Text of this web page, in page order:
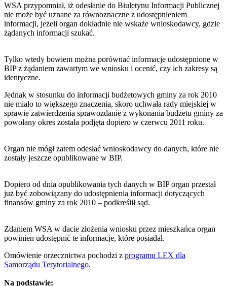
WSA przypomniał, iż odesłanie do Biuletynu Informacji Publicznej
nie może być uznane za równoznaczne z udostępnieniem
informacji, jeżeli organ dokładnie nie wskaże wnioskodawcy, gdzie
żądanych informacji szukać.
Tylko wtedy bowiem można porównać informacje udostępnione w
BIP z żądaniem zawartym we wniosku i ocenić, czy ich zakresy są
identyczne.
Jednak w stosunku do informacji budżetowych gminy za rok 2010
nie miało to większego znaczenia, skoro uchwała rady miejskiej w
sprawie zatwierdzenia sprawozdanie z wykonania budżetu gminy za
powołany okres została podjęta dopiero w czerwcu 2011 roku.
Organ nie mógł zatem odesłać wnioskodawcy do danych, które nie
zostały jeszcze opublikowane w BIP.
Dopiero od dnia opublikowania tych danych w BIP organ przestał
już być zobowiązany do udostępnienia informacji dotyczących
finansów gminy za rok 2010 – podkreślił sąd.
Zdaniem WSA w dacie złożenia wniosku przez mieszkańca organ
powinien udostępnić te informacje, które posiadał.
Omówienie orzecznictwa pochodzi z programu LEX dla
Samorządu Terytorialnego.
Na podstawie: